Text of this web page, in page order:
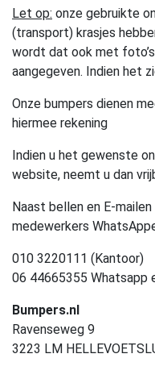
Let op: onze gebruikte
(transport) krasjes
wordt dat ook met
aangegeven. Indien het
Onze bumpers dienen
hiermee rekening
Indien u het gewenste
website, neemt u dan
Naast bellen en E-
medewerkers
010 3220111 (Kantoor)
06 44665355 Whatsapp
Bumpers.nl
Ravenseweg 9
3223 LM